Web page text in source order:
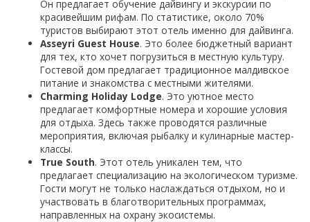
Он предлагает обучение дайвингу и экскурсии по
красивейшим рифам. По статистике, около 70%
туристов выбирают этот отель именно для дайвинга.
Asseyri Guest House. Это более бюджетный вариант
для тех, кто хочет погрузиться в местную культуру.
Гостевой дом предлагает традиционное малдивское
питание и знакомства с местными жителями.
Charming Holiday Lodge. Это уютное место
предлагает комфортные номера и хорошие условия
для отдыха. Здесь также проводятся различные
мероприятия, включая рыбалку и кулинарные мастер-
классы.
True South. Этот отель уникален тем, что
предлагает специализацию на экологическом туризме.
Гости могут не только наслаждаться отдыхом, но и
участвовать в благотворительных программах,
направленных на охрану экосистемы.